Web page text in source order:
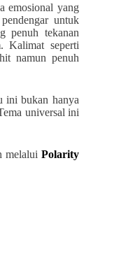
emosional yang
untuk
penuh tekanan
Kalimat seperti
namun penuh
ini bukan hanya
universal ini
melalui Polarity